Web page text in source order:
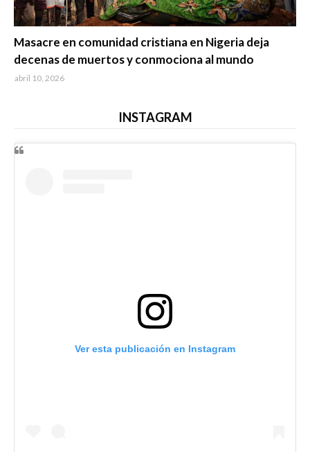
Masacre en comunidad cristiana en Nigeria deja
decenas de muertos y conmociona al mundo
abril 10, 2026
INSTAGRAM
Ver esta publicación en Instagram